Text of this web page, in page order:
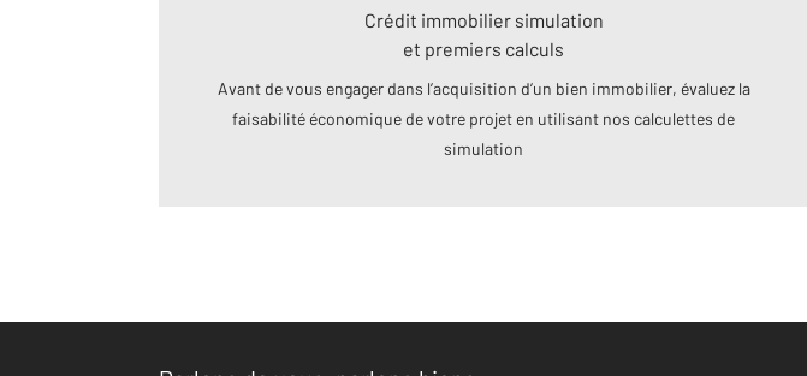
Crédit immobilier simulation
et premiers calculs
Avant de vous engager dans l’acquisition d’un bien immobilier, évaluez la
faisabilité économique de votre projet en utilisant nos calculettes de
simulation